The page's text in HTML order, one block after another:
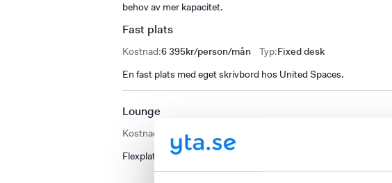
behov av mer kapacitet.
Fast plats
Kostnad:6 395kr/person/mån Typ:Fixed desk
En fast plats med eget skrivbord hos United Spaces.
Lounge
Kostnad 4 595kr/person/mån
Flexplats hos United Spaces, med justerbart skrivbord + stol etc